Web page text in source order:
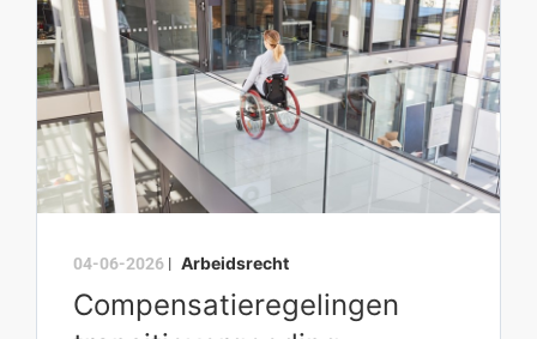
04-06-2026 | Arbeidsrecht
Compensatieregelingen